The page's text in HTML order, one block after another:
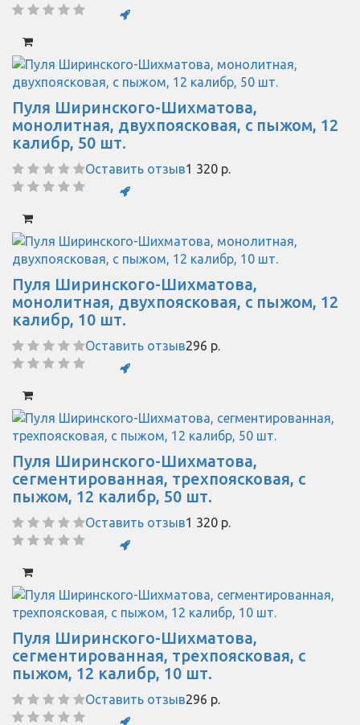
Пуля Ширинского-Шихматова,
монолитная, двухпоясковая, с пыжом, 12
калибр, 50 шт.
Оставить отзыв1 320 р.
Пуля Ширинского-Шихматова,
монолитная, двухпоясковая, с пыжом, 12
калибр, 10 шт.
Оставить отзыв296 р.
Пуля Ширинского-Шихматова,
сегментированная, трехпоясковая, с
пыжом, 12 калибр, 50 шт.
Оставить отзыв1 320 р.
Пуля Ширинского-Шихматова,
сегментированная, трехпоясковая, с
пыжом, 12 калибр, 10 шт.
Оставить отзыв296 р.